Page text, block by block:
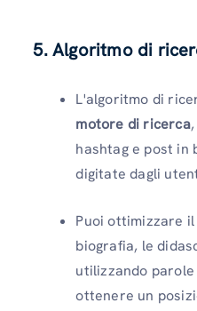
5. Algoritmo di
L'algoritmo di
motore di ricerca
hashtag e post in
digitate dagli
Puoi ottimizzare
biografia, le
utilizzando
ottenere un